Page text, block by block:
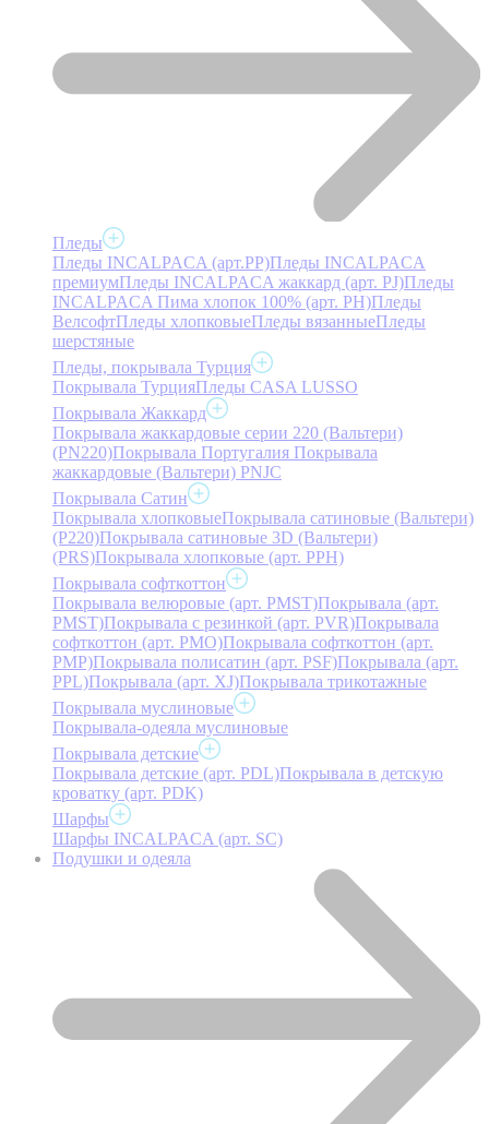
Пледы
Пледы INCALPACA (арт.PP)Пледы INCALPACA
премиумПледы INCALPACA жаккард (арт. PJ)Пледы
INCALPACA Пима хлопок 100% (арт. PH)Пледы
ВелсофтПледы хлопковыеПледы вязанныеПледы
шерстяные
Пледы, покрывала Турция
Покрывала ТурцияПледы CASA LUSSO
Покрывала Жаккард
Покрывала жаккардовые серии 220 (Вальтери)
(PN220)Покрывала Португалия Покрывала
жаккардовые (Вальтери) PNJC
Покрывала Сатин
Покрывала хлопковыеПокрывала сатиновые (Вальтери)
(P220)Покрывала сатиновые 3D (Вальтери)
(PRS)Покрывала хлопковые (арт. PPH)
Покрывала софткоттон
Покрывала велюровые (арт. PMST)Покрывала (арт.
PMST)Покрывала с резинкой (арт. PVR)Покрывала
софткоттон (арт. PMO)Покрывала софткоттон (арт.
PMP)Покрывала полисатин (арт. PSF)Покрывала (арт.
PPL)Покрывала (арт. XJ)Покрывала трикотажные
Покрывала муслиновые
Покрывала-одеяла муслиновые
Покрывала детские
Покрывала детские (арт. PDL)Покрывала в детскую
кроватку (арт. PDK)
Шарфы
Шарфы INCALPACA (арт. SC)
Подушки и одеяла